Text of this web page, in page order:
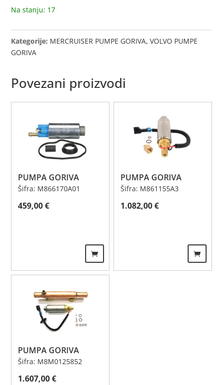
Na stanju: 17
Kategorije: MERCRUISER PUMPE GORIVA,VOLVO PUMPE
GORIVA
Povezani proizvodi
PUMPA GORIVA
Šifra: M866170A01
459,00€
PUMPA GORIVA
Šifra: M861155A3
1.082,00€
PUMPA GORIVA
Šifra: M8M0125852
1.607,00€